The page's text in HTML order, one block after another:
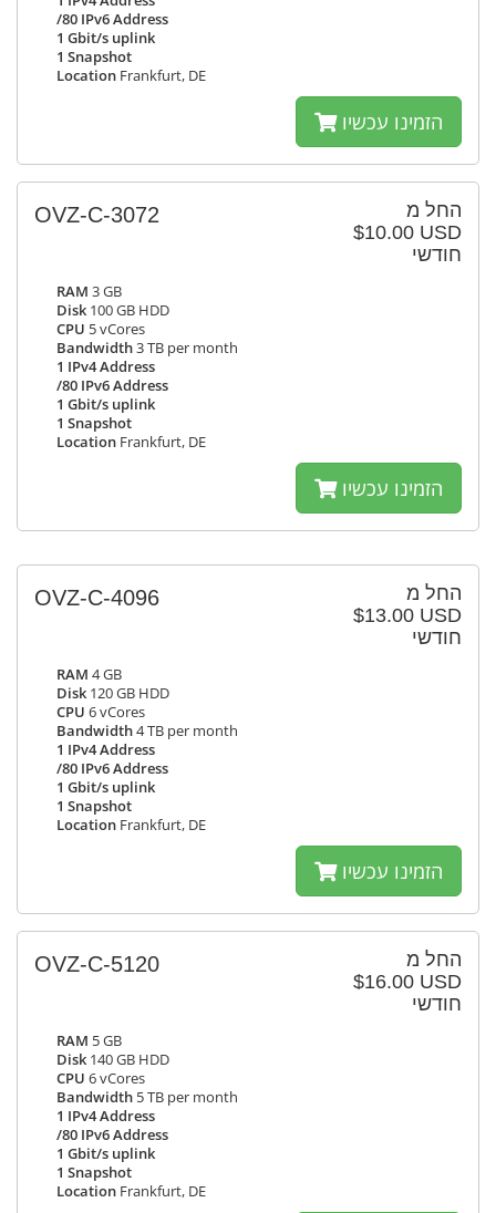
/80 IPv6 Address
1 Gbit/s uplink
1 Snapshot
Location Frankfurt, DE
הזמינו עכשיו
החל מ
$10.00 USD
חודשי
OVZ-C-3072
RAM 3 GB
Disk 100 GB HDD
CPU 5 vCores
Bandwidth3 TB per month
1 IPv4 Address
/80 IPv6 Address
1 Gbit/s uplink
1 Snapshot
Location Frankfurt, DE
הזמינו עכשיו
החל מ
$13.00 USD
חודשי
OVZ-C-4096
RAM 4 GB
Disk 120 GB HDD
CPU 6 vCores
Bandwidth4 TB per month
1 IPv4 Address
/80 IPv6 Address
1 Gbit/s uplink
1 Snapshot
Location Frankfurt, DE
הזמינו עכשיו
החל מ
$16.00 USD
חודשי
OVZ-C-5120
RAM 5 GB
Disk 140 GB HDD
CPU 6 vCores
Bandwidth 5 TB per month
1 IPv4 Address
/80 IPv6 Address
1 Gbit/s uplink
1 Snapshot
Location Frankfurt, DE